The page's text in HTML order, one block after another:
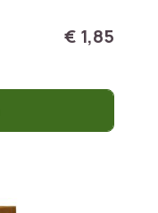
€ 1,85